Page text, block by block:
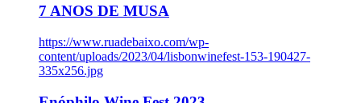
7 ANOS DE MUSA
https://www.ruadebaixo.com/wp-
content/uploads/2023/04/lisbonwinefest-153-190427-
335x256.jpg